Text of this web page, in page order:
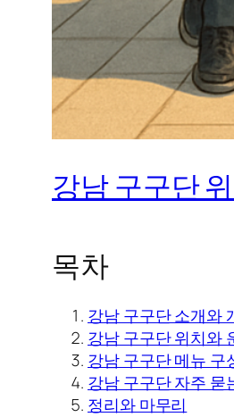
강남 구구단
목차
강남 구구단 소개와
강남 구구단 위치와
강남 구구단 메뉴 구
강남 구구단 자주 묻
정리와 마무리